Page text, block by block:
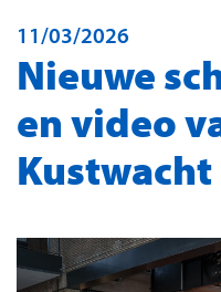
11/03/2026
Nieuwe
en video
Kustwacht